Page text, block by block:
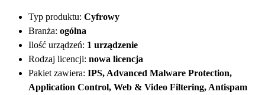
Typ produktu: Cyfrowy
Branża: ogólna
Ilość urządzeń: 1 urządzenie
Rodzaj licencji: nowa licencja
Pakiet zawiera: IPS, Advanced Malware Protection,
Application Control, Web & Video Filtering, Antispam